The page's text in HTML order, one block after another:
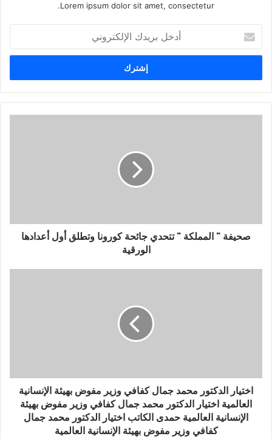
Lorem ipsum dolor sit amet, consectetur.
خ
ب
ر
ر
صحيفة " المملكة " تتحدي جائحة كورونا وتطلق أول أعدادها
الورقية
اختيار الدكتور محمد جمال كفافي وزير مفوض بهيئة الإنسانية
العالمية اختيار الدكتور محمد جمال كفافي وزير مفوض بهيئة
الإنسانية العالمية حمدى الكاتب اختيار الدكتور محمد جمال
كفافي وزير مفوض بهيئة الإنسانية العالمية